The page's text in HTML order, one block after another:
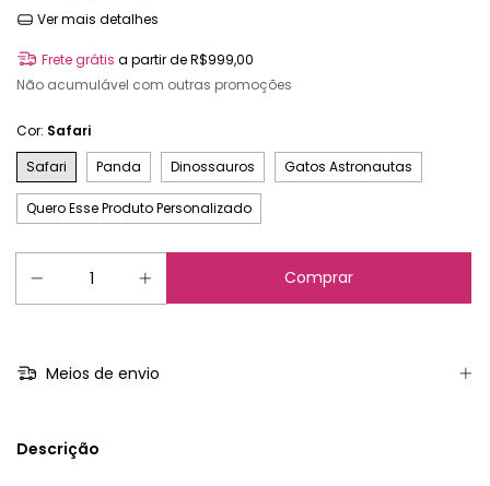
Ver mais detalhes
Frete grátis a partir deR$999,00
Não acumulável com outras promoções
Cor: Safari
Safari
Panda Dinossauros Gatos Astronautas
Quero Esse Produto Personalizado
Meios de envio
Descrição